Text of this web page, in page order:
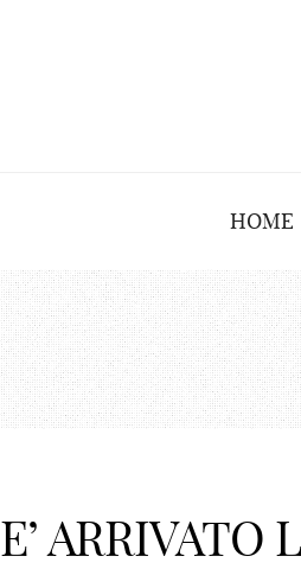
HOME
E’ ARRIVATO